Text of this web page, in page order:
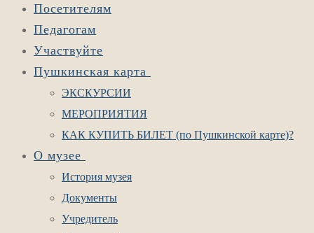
Посетителям
Педагогам
Участвуйте
Пушкинская карта
ЭКСКУРСИИ
МЕРОПРИЯТИЯ
КАК КУПИТЬ БИЛЕТ (по Пушкинской карте)?
О музее
История музея
Документы
Учредитель